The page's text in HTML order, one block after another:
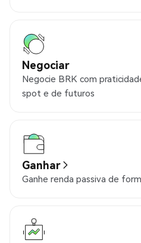
Negociar
Negocie BRK com
spot e de futuros
Ganhar
Ganhe renda passiva de